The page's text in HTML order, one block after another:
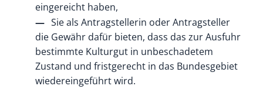
eingereicht haben,
Sie als Antragstellerin oder Antragsteller
die Gewähr dafür bieten, dass das zur Ausfuhr
bestimmte Kulturgut in unbeschadetem
Zustand und fristgerecht in das Bundesgebiet
wiedereingeführt wird.